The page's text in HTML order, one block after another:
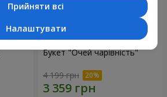
Букет "Очей чарівність"
4 199 грн
Прийняти всі
Налаштувати